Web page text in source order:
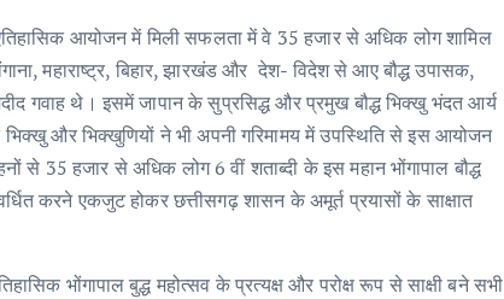
आयोजन में मिली सफलता में वे 35 हजार से अधिक लोग शामिल
महाराष्ट्र, बिहार, झारखंड और देश- विदेश से आए बौद्ध उपासक,
गवाह थे। इसमें जापान के सुप्रसिद्ध और प्रमुख बौद्ध भिक्खु भंदत आर्य
और भिक्खुणियों ने भी अपनी गरिमामय में उपस्थिति से इस आयोजन
से 35 हजार से अधिक लोग 6 वीं शताब्दी के इस महान भोंगापाल बौद्ध
करने एकजुट होकर छत्तीसगढ़ शासन के अमूर्त प्रयासों के साक्षात
भोंगापाल बुद्ध महोत्सव के प्रत्यक्ष और परोक्ष रूप से साक्षी बने सभी